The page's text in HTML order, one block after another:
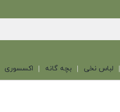
لباس نخی بچه گانه اکسسوری